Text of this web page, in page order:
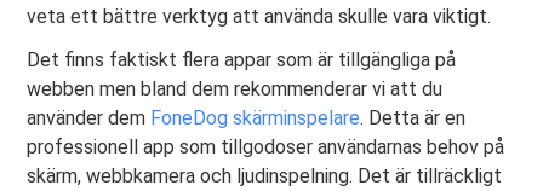
veta ett bättre verktyg att använda skulle vara viktigt.
Det finns faktiskt flera appar som är tillgängliga på
webben men bland dem rekommenderar vi att du
använder dem FoneDog skärminspelare. Detta är en
professionell app som tillgodoser användarnas behov på
skärm, webbkamera och ljudinspelning. Det är tillräckligt